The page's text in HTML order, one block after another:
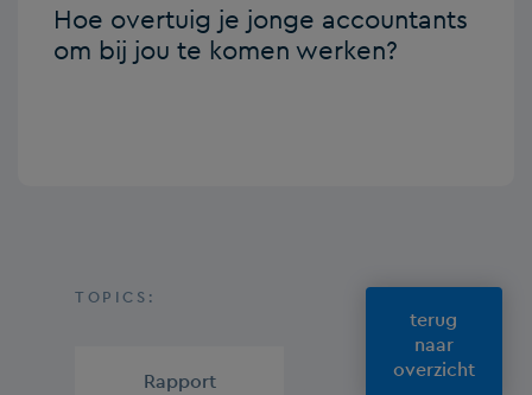
Hoe overtuig je jonge accountants
om bij jou te komen werken?
TOPICS:
Rapport
terug
naar
overzicht